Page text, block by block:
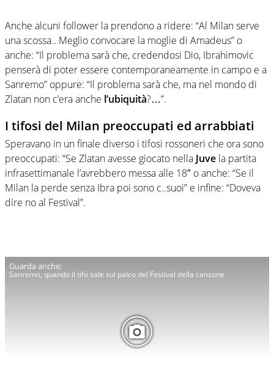
Anche alcuni follower la prendono a ridere: “Al Milan serve
una scossa.. Meglio convocare la moglie di Amadeus” o
anche: “Il problema sarà che, credendosi Dio, Ibrahimovic
penserà di poter essere contemporaneamente in campo e a
Sanremo” oppure: “Il problema sarà che, ma nel mondo di
Zlatan non c’era anche l’ubiquità?…”.
I tifosi del Milan preoccupati ed arrabbiati
Speravano in un finale diverso i tifosi rossoneri che ora sono
preoccupati: “Se Zlatan avesse giocato nella Juve la partita
infrasettimanale l’avrebbero messa alle 18″ o anche: “Se il
Milan la perde senza Ibra poi sono c..suoi” e infine: “Doveva
dire no al Festival”.
Sanremo, quando il tifo sale sul palco del Festival della canzone